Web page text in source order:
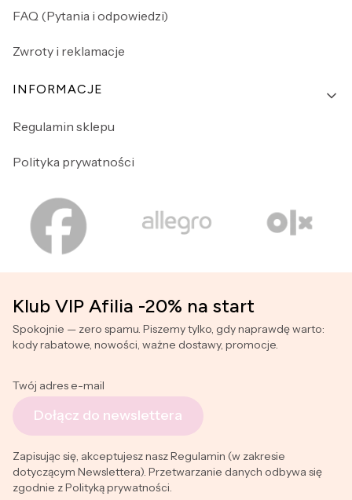
FAQ (Pytania i odpowiedzi)
Zwroty i reklamacje
INFORMACJE
Regulamin sklepu
Polityka prywatności
Klub VIP Afilia -20% na start
Spokojnie — zero spamu. Piszemy tylko, gdy naprawdę warto:
kody rabatowe, nowości, ważne dostawy, promocje.
Twój adres e-mail
Dołącz do newslettera
Zapisując się, akceptujesz nasz Regulamin (w zakresie
dotyczącym Newslettera). Przetwarzanie danych odbywa się
zgodnie z Polityką prywatności.